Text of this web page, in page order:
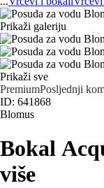
Prikaži galeriju
Prikaži sve
PremiumPosljednji
ID: 641868
Blomus
Bokal
više